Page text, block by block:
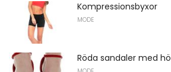
Kompressionsbyxor
MODE
Röda sandaler med